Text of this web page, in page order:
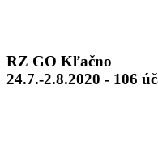
RZ GO Kľačno
24.7.-2.8.2020 - 106